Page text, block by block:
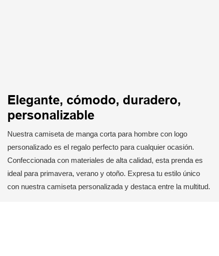
Elegante, cómodo, duradero,
personalizable
Nuestra camiseta de manga corta para hombre con logo
personalizado es el regalo perfecto para cualquier ocasión.
Confeccionada con materiales de alta calidad, esta prenda es
ideal para primavera, verano y otoño. Expresa tu estilo único
con nuestra camiseta personalizada y destaca entre la multitud.